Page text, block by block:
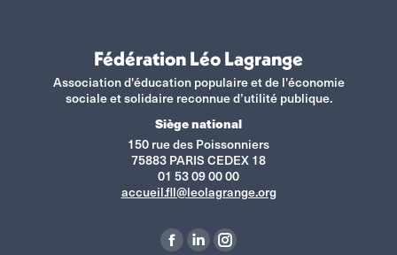
Fédération Léo Lagrange
Association d'éducation populaire et de l'économie
sociale et solidaire reconnue d’utilité publique.
Siège national
150 rue des Poissonniers
75883 PARIS CEDEX 18
01 53 09 00 00
accueil.fll@leolagrange.org
La
La
La